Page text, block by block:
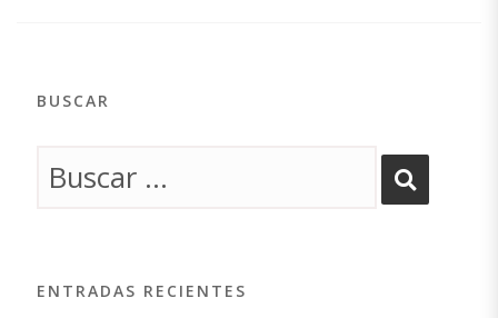
BUSCAR
ENTRADAS RECIENTES